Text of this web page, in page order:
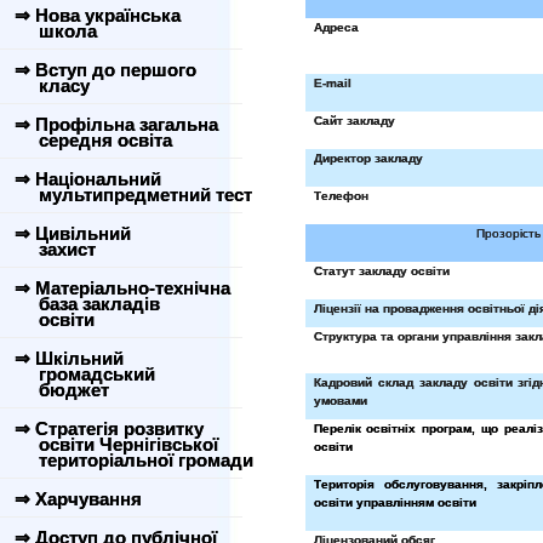
⇒ Нова українська
школа
⇒ Вступ до першого
класу
⇒ Профільна загальна
середня освіта
⇒ Національний
мультипредметний тест
⇒ Цивільний
захист
⇒ Матеріально-технічна
база закладів
освіти
⇒ Шкільний
громадський
бюджет
⇒ Стратегія розвитку
освіти Чернігівської
територіальної громади
⇒ Харчування
⇒ Доступ до публічної
Адреса
E-mail
Сайт закладу
Директор закладу
Телефон
Прозорість
Статут закладу освіти
Ліцензії на провадження освітньої
Структура та органи управління
Кадровий склад закладу освіти
умовами
Перелік освітніх програм, що
освіти
Територія обслуговування,
освіти управлінням освіти
Ліцензований обсяг